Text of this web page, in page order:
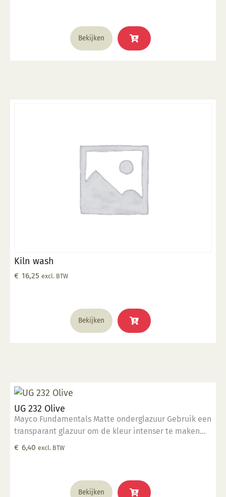
Bekijken
Kiln wash
€ 16,25 excl. BTW
Bekijken
UG 232 Olive
Mayco Fundamentals Matte onderglazuur Gebruik een
transparant glazuur om de kleur intenser te maken
Geschikt voor gebruiksgoed mits er een transparant
€ 6,40 excl. BTW
Bekijken